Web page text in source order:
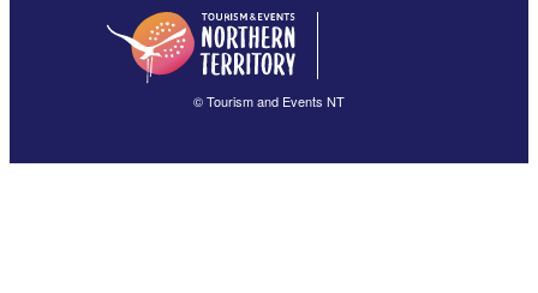
English
(Singapore)
繁體中文
© Tourism and Events NT